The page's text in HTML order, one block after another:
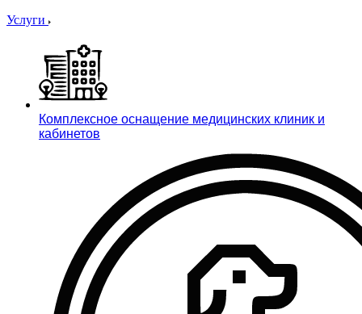
Услуги
Комплексное оснащение медицинских клиник и
кабинетов